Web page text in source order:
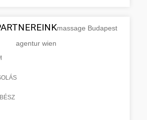
massage Budapest
agentur wien